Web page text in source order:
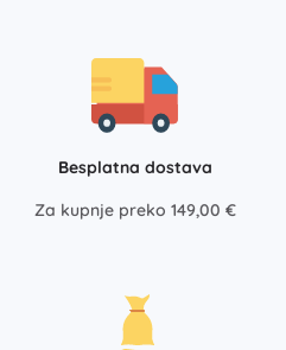
Besplatna dostava
Za kupnje preko 149,00 €